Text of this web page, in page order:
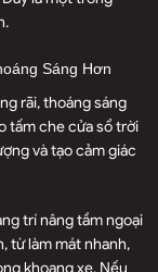
Sáng Hơn
rãi, thoáng sáng
tấm che cửa sổ trời
và tạo cảm giác
trí nâng tầm ngoại
từ làm mát nhanh,
khoang xe. Nếu